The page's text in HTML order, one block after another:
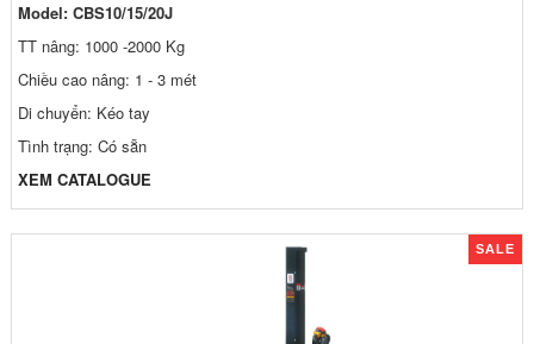
Model: CBS10/15/20J
TT nâng: 1000 -2000 Kg
Chiều cao nâng: 1 - 3 mét
Di chuyển: Kéo tay
Tình trạng: Có sẵn
XEM CATALOGUE
SALE